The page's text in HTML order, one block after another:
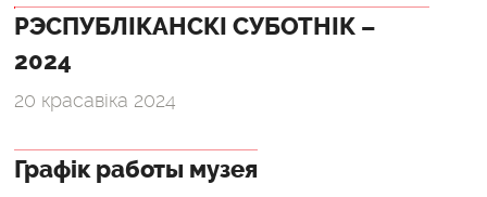
РЭСПУБЛІКАНСКІ СУБОТНІК –
2024
20 красавіка 2024
Графік работы музея